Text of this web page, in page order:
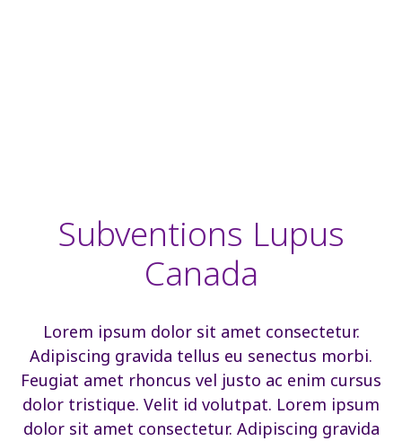
Subventions Lupus
Canada
Lorem ipsum dolor sit amet consectetur.
Adipiscing gravida tellus eu senectus morbi.
Feugiat amet rhoncus vel justo ac enim cursus
dolor tristique. Velit id volutpat. Lorem ipsum
dolor sit amet consectetur. Adipiscing gravida